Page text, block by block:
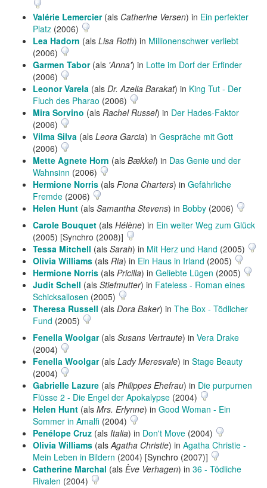
Valérie Lemercier(als Catherine Versen) in Ein perfekter
Platz (2006)
Lea Hadorn (als Lisa Roth) in Millionenschwer verliebt
(2006)
Garmen Tabor(als 'Anna') in Lotte im Dorf der Erfinder
(2006)
Leonor Varela (als Dr. Azelia Barakat) in King Tut - Der
Fluch des Pharao (2006)
Mira Sorvino (als Rachel Russel) in Der Hades-Faktor
(2006)
Vilma Silva (als Leora Garcia) in Gespräche mit Gott
(2006)
Mette Agnete Horn (als Bækkel) in Das Genie und der
Wahnsinn (2006)
Hermione Norris (als Fiona Charters) in Gefährliche
Fremde (2006)
Helen Hunt (als Samantha Stevens) in Bobby (2006)
Carole Bouquet (als Hélène) in Ein weiter Weg zum Glück
(2005) [Synchro (2008)]
Tessa Mitchell (als Sarah) in Mit Herz und Hand (2005)
Olivia Williams (als Ria) in Ein Haus in Irland (2005)
Hermione Norris (als Pricilla) in Geliebte Lügen (2005)
Judit Schell (als Stiefmutter) in Fateless - Roman eines
Schicksallosen (2005)
Theresa Russell (als Dora Baker) in The Box - Tödlicher
Fund (2005)
Fenella Woolgar(als Susans Vertraute) in Vera Drake
(2004)
Fenella Woolgar(als Lady Meresvale) in Stage Beauty
(2004)
Gabrielle Lazure (als Philippes Ehefrau) in Die purpurnen
Flüsse 2 - Die Engel der Apokalypse (2004)
Helen Hunt (als Mrs. Erlynne) in Good Woman - Ein
Sommer in Amalfi (2004)
Penélope Cruz (als Italia) in Don't Move (2004)
Olivia Williams (alsAgatha Christie) in Agatha Christie -
Mein Leben in Bildern (2004) [Synchro (2007)]
Catherine Marchal (als Ève Verhagen) in 36 - Tödliche
Rivalen (2004)